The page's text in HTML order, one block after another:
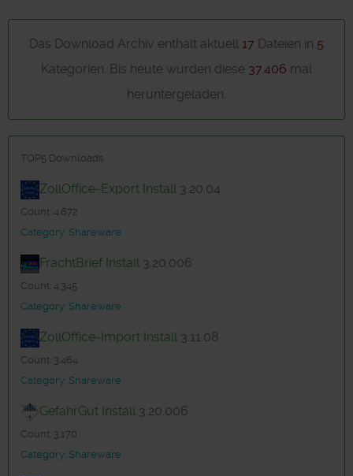
Das Download Archiv enthält aktuell 17 Dateien in 5
Kategorien. Bis heute wurden diese 37.406 mal
heruntergeladen.
TOP5 Downloads
ZollOffice-Export Install 3.20.04
Count: 4.672
Category: Shareware
FrachtBrief Install 3.20.006
Count: 4.345
Category: Shareware
ZollOffice-Import Install 3.11.08
Count: 3.464
Category: Shareware
GefahrGut Install 3.20.006
Count: 3.170
Category: Shareware